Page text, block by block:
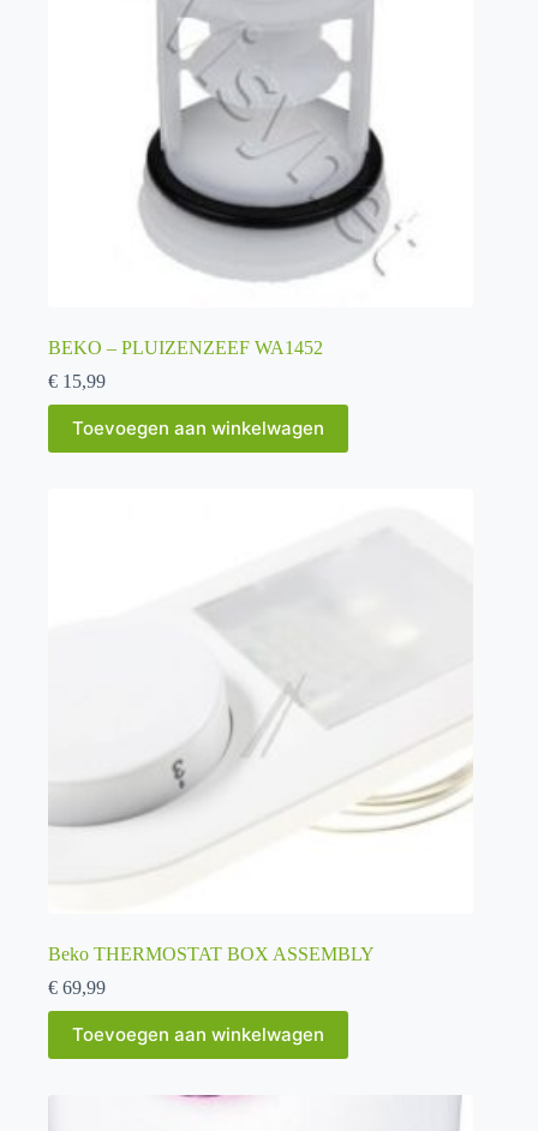
BEKO – PLUIZENZEEF WA1452
€ 15,99
Toevoegen aan winkelwagen
Beko THERMOSTAT BOX ASSEMBLY
€ 69,99
Toevoegen aan winkelwagen